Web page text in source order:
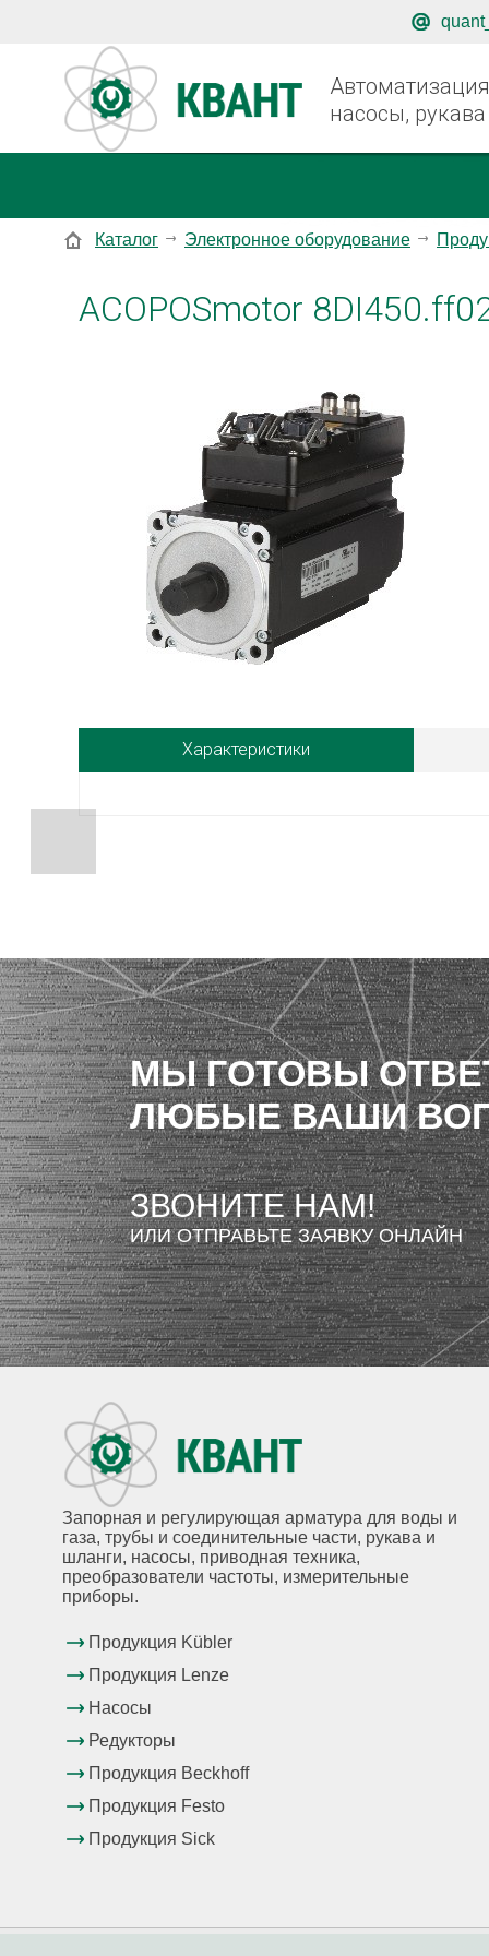
насосы,
Каталог Электронное оборудование
ACOPOSmotor
Характеристики
МЫ ГОТОВЫ
ЛЮБЫЕ ВАШИ
ЗВОНИТЕ НАМ!
ИЛИ ОТПРАВЬТЕ ЗАЯВКУ ОНЛАЙН
Запорная и регулирующая арматура для воды и
газа, трубы и соединительные части, рукава и
шланги, насосы, приводная техника,
преобразователи частоты, измерительные
приборы.
Продукция Kübler
Продукция Lenze
Насосы
Редукторы
Продукция Beckhoff
Продукция Festo
Продукция Sick